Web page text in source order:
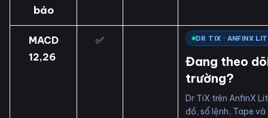
báo
MACD
12,26
✅ DR TIX · ANFINX
Đang theo
trường?
Dr TiX trên AnfinX
đồ, sổ lệnh, Tape